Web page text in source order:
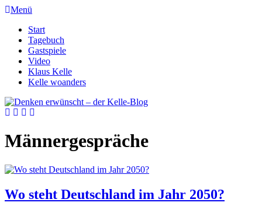
Menü
Start
Tagebuch
Gastspiele
Video
Klaus Kelle
Kelle woanders
Männergespräche
Wo steht Deutschland im Jahr 2050?